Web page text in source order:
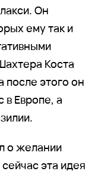
Он
ему так и
Коста
этого он
в Европе, а
о желании
эта идея